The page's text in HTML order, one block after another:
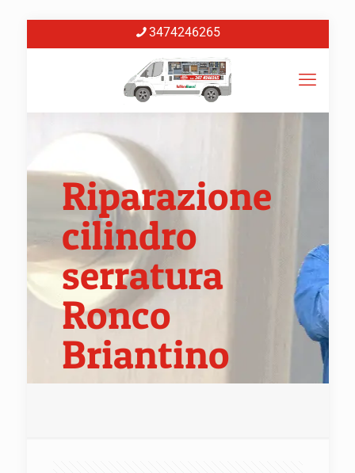
3474246265
Riparazione
cilindro
serratura
Ronco
Briantino